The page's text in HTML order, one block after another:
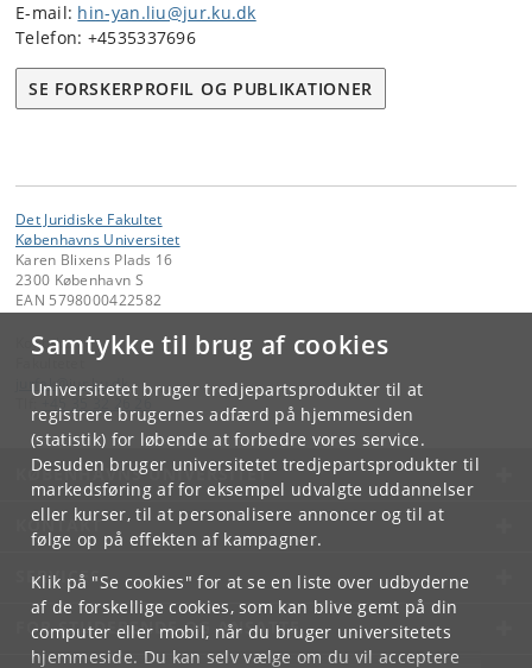
Samtykke til brug af cookies
Universitetet bruger tredjepartsprodukter til at
registrere brugernes adfærd på hjemmesiden
(statistik) for løbende at forbedre vores service.
Desuden bruger universitetet tredjepartsprodukter til
markedsføring af for eksempel udvalgte uddannelser
eller kurser, til at personalisere annoncer og til at
følge op på effekten af kampagner.
Klik på "Se cookies" for at se en liste over udbyderne
af de forskellige cookies, som kan blive gemt på din
computer eller mobil, når du bruger universitetets
hjemmeside. Du kan selv vælge om du vil acceptere
E-mail: hin-yan.liu@jur.ku.dk
Telefon: +4535337696
SE FORSKERPROFIL OG PUBLIKATIONER
Det Juridiske Fakultet
Københavns Universitet
Karen Blixens Plads 16
2300 København S
EAN 5798000422582
Kontakt:
jurfak @jur.ku.dk
KØBENHAVNS UNIVERSITET
KONTAKT
SERVICES
FOR STUDERENDE OG ANSATTE